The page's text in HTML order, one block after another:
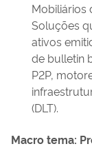
Mobiliários
Soluções
ativos
de bulletin
P2P,
(DLT).
Macro tema: